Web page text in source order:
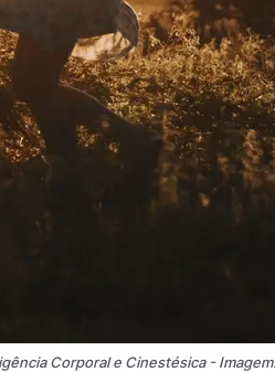
Corporal e Cinestésica -